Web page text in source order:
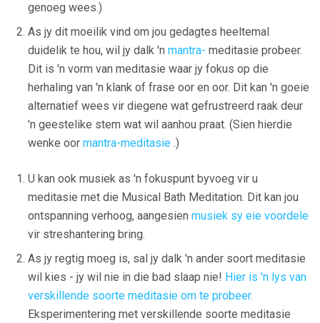
genoeg wees.)
As jy dit moeilik vind om jou gedagtes heeltemal
duidelik te hou, wil jy dalk 'n mantra- meditasie probeer.
Dit is 'n vorm van meditasie waar jy fokus op die
herhaling van 'n klank of frase oor en oor. Dit kan 'n goeie
alternatief wees vir diegene wat gefrustreerd raak deur
'n geestelike stem wat wil aanhou praat. (Sien hierdie
wenke oor mantra-meditasie .)
U kan ook musiek as 'n fokuspunt byvoeg vir u
meditasie met die Musical Bath Meditation. Dit kan jou
ontspanning verhoog, aangesien musiek sy eie voordele
vir streshantering bring.
As jy regtig moeg is, sal jy dalk 'n ander soort meditasie
wil kies - jy wil nie in die bad slaap nie! Hier is 'n lys van
verskillende soorte meditasie om te probeer.
Eksperimentering met verskillende soorte meditasie